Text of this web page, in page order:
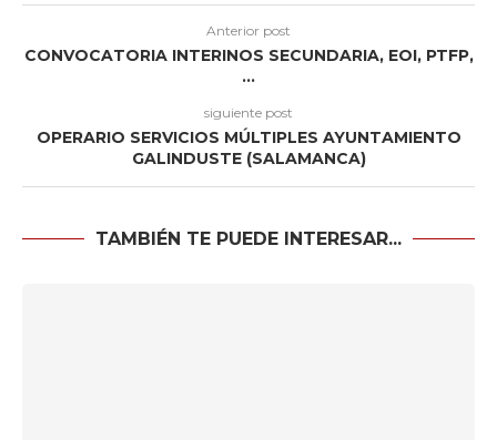
Anterior post
CONVOCATORIA INTERINOS SECUNDARIA, EOI, PTFP,
…
siguiente post
OPERARIO SERVICIOS MÚLTIPLES AYUNTAMIENTO
GALINDUSTE (SALAMANCA)
TAMBIÉN TE PUEDE INTERESAR...